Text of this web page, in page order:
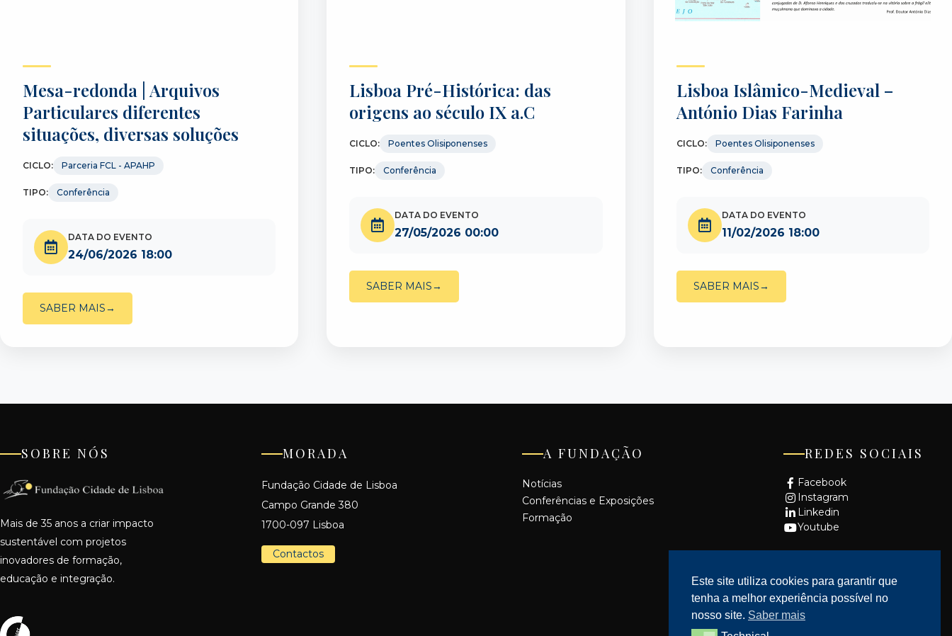
Este site utiliza cookies para garantir que
tenha a melhor experiência possível no
nosso site. Saber mais
Mesa-redonda | Arquivos
Particulares diferentes
situações, diversas soluções
CICLO: Parceria FCL - APAHP
TIPO: Conferência
DATA DO EVENTO
24/06/2026 18:00
SABER MAIS
Lisboa Pré-Histórica: das
origens ao século IX a.C
CICLO: Poentes Olisiponenses
TIPO: Conferência
DATA DO EVENTO
27/05/2026 00:00
SABER MAIS
Lisboa Islâmico-Medieval –
António Dias Farinha
CICLO: Poentes Olisiponenses
TIPO: Conferência
DATA DO EVENTO
11/02/2026 18:00
SABER MAIS
SOBRE NÓS
Mais de 35 anos a criar impacto
sustentável com projetos
inovadores de formação,
educação e integração.
MORADA
Fundação Cidade de Lisboa
Campo Grande 380
1700-097 Lisboa
Contactos
A FUNDAÇÃO
Notícias
Conferências e Exposições
Formação
REDES SOCIAIS
Facebook
Instagram
Linkedin
Youtube